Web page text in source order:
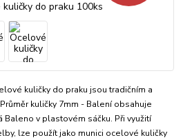
kuličky do praku jsou tradičním a
kuličky 7mm - Balení obsahuje
Baleno v plastovém sáčku. Při využití
lze použít jako munici ocelové kuličky